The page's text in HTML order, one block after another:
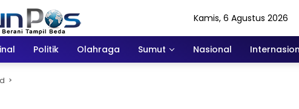
Kamis, 6 Agustus 2026
Politik Olahraga Sumut Nasional